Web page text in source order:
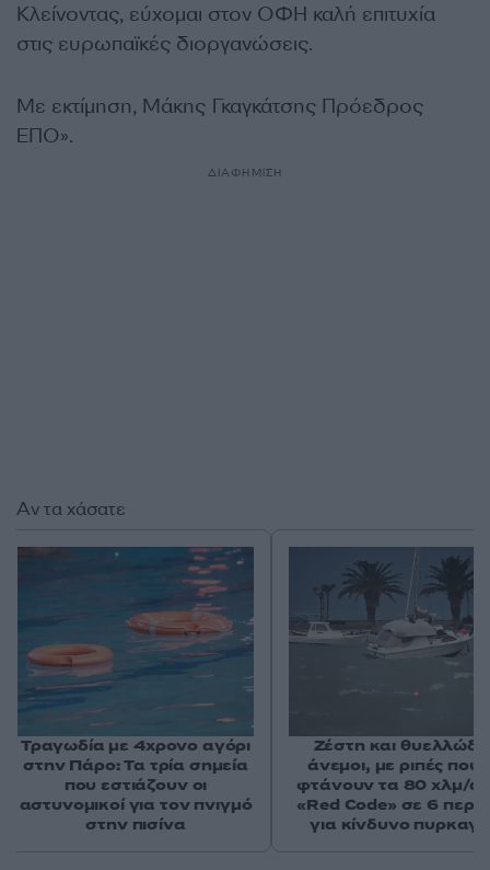
Κλείνοντας, εύχομαι στον ΟΦΗ καλή επιτυχία
στις ευρωπαϊκές διοργανώσεις.
Με εκτίμηση, Μάκης Γκαγκάτσης Πρόεδρος
ΕΠΟ».
ΔΙΑΦΗΜΙΣΗ
Αν τα χάσατε
Τραγωδία με 4χρονο αγόρι
στην Πάρο: Τα τρία σημεία
που εστιάζουν οι
αστυνομικοί για τον πνιγμό
στην πισίνα
Ζέστη και
άνεμοι, με ριπές που
φτάνουν τα 80 χλμ/
«Red Code» σε 6
για κίνδυνο